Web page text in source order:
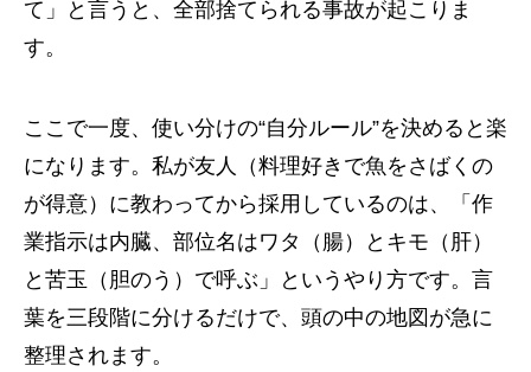
て」と言うと、全部捨てられる事故が起こりま
す。
ここで一度、使い分けの“自分ルール”を決めると楽
になります。私が友人（料理好きで魚をさばくの
が得意）に教わってから採用しているのは、「作
業指示は内臓、部位名はワタ（腸）とキモ（肝）
と苦玉（胆のう）で呼ぶ」というやり方です。言
葉を三段階に分けるだけで、頭の中の地図が急に
整理されます。